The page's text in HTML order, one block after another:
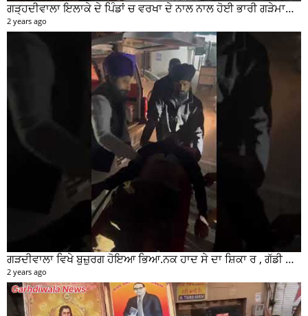
ਗੜ੍ਹਦੀਵਾਲਾ ਇਲਾਕੇ ਦੇ ਪਿੰਡਾਂ ਚ ਵਰਖਾ ਦੇ ਨਾਲ ਨਾਲ ਹੋਈ ਭਾਰੀ ਗੜੇਮਾਰੀ ਦੀਆਂ ਦੇਖੋ ਤਸਵੀਰਾਂ #garhdiwala #snow
2 years ago
ਗੜਦੀਵਾਲਾ ਵਿਖੇ ਬੁਜ਼ੁਰਗ ਹੋਇਆ ਭਿਆ.ਨਕ ਹਾਦ ਸੇ ਦਾ ਸ਼ਿਕਾ ਰ , ਗੱਡੀ ਸਵਾਰ ਮੌਕੇ ਤੋ ਫਰਾਰ
2 years ago